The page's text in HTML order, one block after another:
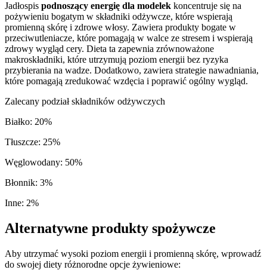
Jadłospis podnoszący energię dla modelek koncentruje się na
pożywieniu bogatym w składniki odżywcze, które wspierają
promienną skórę i zdrowe włosy. Zawiera produkty bogate w
przeciwutleniacze, które pomagają w walce ze stresem i wspierają
zdrowy wygląd cery. Dieta ta zapewnia zrównoważone
makroskładniki, które utrzymują poziom energii bez ryzyka
przybierania na wadze. Dodatkowo, zawiera strategie nawadniania,
które pomagają zredukować wzdęcia i poprawić ogólny wygląd.
Zalecany podział składników odżywczych
Białko: 20%
Tłuszcze: 25%
Węglowodany: 50%
Błonnik: 3%
Inne: 2%
Alternatywne produkty spożywcze
Aby utrzymać wysoki poziom energii i promienną skórę, wprowadź
do swojej diety różnorodne opcje żywieniowe: